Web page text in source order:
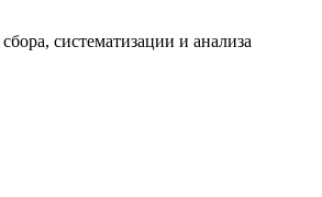
систематизации и анализа